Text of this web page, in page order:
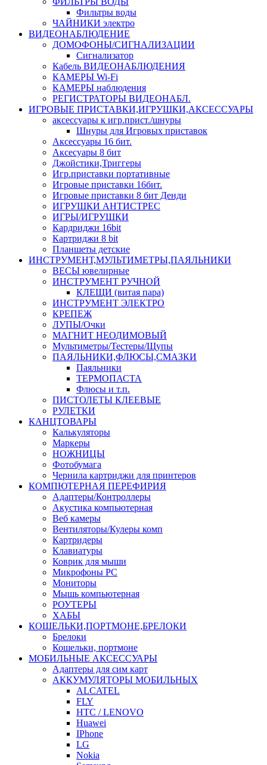
Фильтры воды
ЧАЙНИКИ электро
ВИДЕОНАБЛЮДЕНИЕ
ДОМОФОНЫ/СИГНАЛИЗАЦИИ
Сигнализатор
Кабель ВИДЕОНАБЛЮДЕНИЯ
КАМЕРЫ Wi-Fi
КАМЕРЫ наблюдения
РЕГИСТРАТОРЫ ВИДЕОНАБЛ.
ИГРОВЫЕ ПРИСТАВКИ,ИГРУШКИ,АКСЕССУАРЫ
аксесcуары к игр.прист./шнуры
Шнуры для Игровых приставок
Аксессуары 16 бит.
Аксесуары 8 бит
Джойстики,Триггеры
Игр.приставки портативные
Игровые приставки 16бит.
Игровые приставки 8 бит Денди
ИГРУШКИ АНТИСТРЕС
ИГРЫ/ИГРУШКИ
Кардриджи 16bit
Картриджи 8 bit
Планшеты детские
ИНСТРУМЕНТ,МУЛЬТИМЕТРЫ,ПАЯЛЬНИКИ
ВЕСЫ ювелирные
ИНСТРУМЕНТ РУЧНОЙ
КЛЕЩИ (витая пара)
ИНСТРУМЕНТ ЭЛЕКТРО
КРЕПЕЖ
ЛУПЫ/Очки
МАГНИТ НЕОДИМОВЫЙ
Мультиметры/Тестеры/Щупы
ПАЯЛЬНИКИ,ФЛЮСЫ,СМАЗКИ
Паяльники
ТЕРМОПАСТА
Флюсы и т.п.
ПИСТОЛЕТЫ КЛЕЕВЫЕ
РУЛЕТКИ
КАНЦТОВАРЫ
Калькуляторы
Маркеры
НОЖНИЦЫ
Фотобумага
Чернила картриджи для принтеров
КОМПЮТЕРНАЯ ПЕРЕФИРИЯ
Адаптеры/Контроллеры
Акустика компьютерная
Веб камеры
Вентиляторы/Кулеры комп
Картридеры
Клавиатуры
Коврик для мыши
Микрофоны PC
Мониторы
Мышь компьютерная
РОУТЕРЫ
ХАБЫ
КОШЕЛЬКИ,ПОРТМОНЕ,БРЕЛОКИ
Брелоки
Кошельки, портмоне
МОБИЛЬНЫЕ АКСЕССУАРЫ
Адаптеры для сим карт
АККУМУЛЯТОРЫ МОБИЛЬНЫХ
ALCATEL
FLY
HTC / LENOVO
Huawei
IPhone
LG
Nokia